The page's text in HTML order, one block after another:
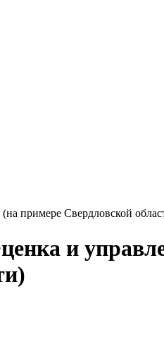
примере Свердловской
и